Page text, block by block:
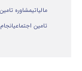
مالياتيمشاوره
تامین اجتماعی